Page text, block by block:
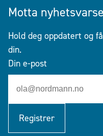
Motta
Hold deg oppdatert og
din.
Din e-post
Registrer